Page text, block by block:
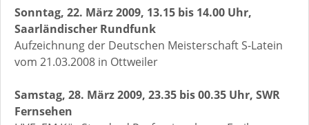
Sonntag, 22. März 2009, 13.15 bis 14.00 Uhr,
Saarländischer Rundfunk
Aufzeichnung der Deutschen Meisterschaft S-Latein
vom 21.03.2008 in Ottweiler
Samstag, 28. März 2009, 23.35 bis 00.35 Uhr, SWR
Fernsehen